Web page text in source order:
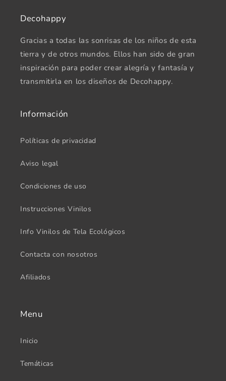
Decohappy
Gracias a todas las sonrisas de los niños de esta
tierra y de otros mundos. Ellos han sido de gran
inspiración para poder crear alegría y fantasía y
transmitirla en los diseños de Decohappy.
Información
Políticas de privacidad
Aviso legal
Condiciones de uso
Instrucciones Vinilos
Info Vinilos de Tela Ecológicos
Contacta con nosotros
Afiliados
Menu
Inicio
Temáticas